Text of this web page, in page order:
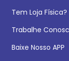
Tem Loja Física?
Trabalhe
Baixe Nosso APP